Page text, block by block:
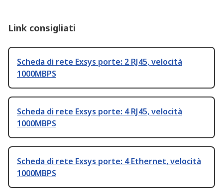
Link consigliati
Scheda di rete Exsys porte: 2 RJ45, velocità
1000MBPS
Scheda di rete Exsys porte: 4 RJ45, velocità
1000MBPS
Scheda di rete Exsys porte: 4 Ethernet, velocità
1000MBPS